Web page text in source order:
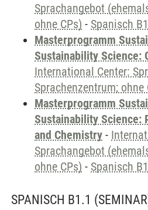
Sprachangebot
ohne CPs) - Spanisch
Masterprogramm
Sustainability Science:
International Center:
Sprachenzentrum; ohne
Masterprogramm
Sustainability Science:
and Chemistry -
Sprachangebot
ohne CPs) - Spanisch
SPANISCH B1.1